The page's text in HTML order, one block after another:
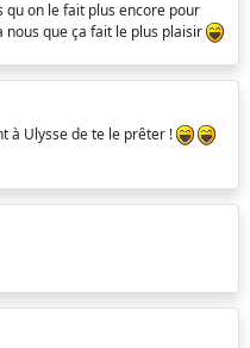
qu on le fait plus encore pour
que ça fait le plus plaisir
à Ulysse de te le prêter !